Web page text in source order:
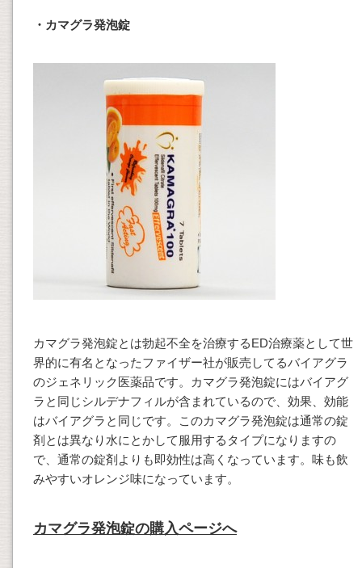
・カマグラ発泡錠
カマグラ発泡錠とは勃起不全を治療するED治療薬として世
界的に有名となったファイザー社が販売してるバイアグラ
のジェネリック医薬品です。カマグラ発泡錠にはバイアグ
ラと同じシルデナフィルが含まれているので、効果、効能
はバイアグラと同じです。このカマグラ発泡錠は通常の錠
剤とは異なり水にとかして服用するタイプになりますの
で、通常の錠剤よりも即効性は高くなっています。味も飲
みやすいオレンジ味になっています。
カマグラ発泡錠の購入ページへ